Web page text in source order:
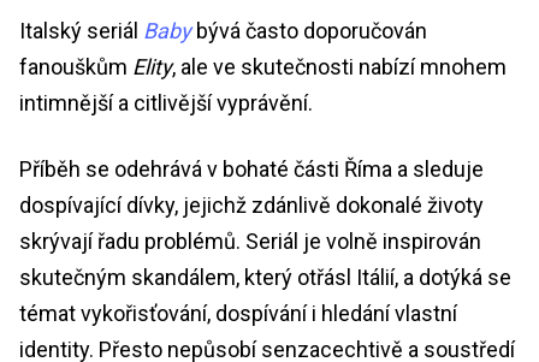
Italský seriál Babybývá často doporučován
fanouškům Elity, ale ve skutečnosti nabízí mnohem
intimnější a citlivější vyprávění.
Příběh se odehrává v bohaté části Říma a sleduje
dospívající dívky, jejichž zdánlivě dokonalé životy
skrývají řadu problémů. Seriál je volně inspirován
skutečným skandálem, který otřásl Itálií, a dotýká se
témat vykořisťování, dospívání i hledání vlastní
identity. Přesto nepůsobí senzacechtivě a soustředí